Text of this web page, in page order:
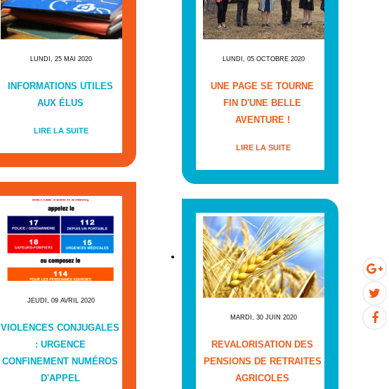
LUNDI, 25 MAI 2020
INFORMATIONS UTILES
AUX ÉLUS
LIRE LA SUITE
JEUDI, 09 AVRIL 2020
VIOLENCES CONJUGALES
: URGENCE
CONFINEMENT NUMÉROS
D'APPEL
LUNDI, 05 OCTOBRE 2020
UNE PAGE SE TOURNE
FIN D'UNE BELLE
AVENTURE !
LIRE LA SUITE
MARDI, 30 JUIN 2020
REVALORISATION DES
PENSIONS DE RETRAITES
AGRICOLES